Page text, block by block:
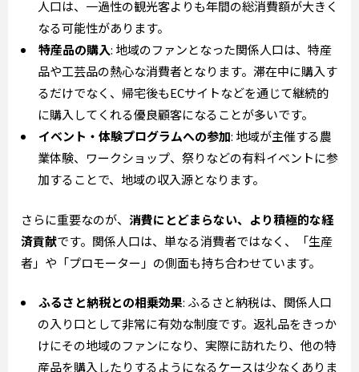
人口は、一過性の観光客よりも年間の総消費額が大きく
なる可能性があります。
特産品の購入: 地域のファンとなった関係人口は、特産
品や工芸品の熱心な消費者となります。滞在中に購入す
るだけでなく、帰宅後もECサイトなどを通じて継続的
に購入してくれる優良顧客になることが多いです。
イベント・体験プログラムへの参加: 地域が主催する農
業体験、ワークショップ、祭りなどの有料イベントに参
加することで、地域の収入源となります。
さらに重要なのが、 消費にとどまらない、より積極的な経
済貢献です。関係人口は、単なる消費者ではなく、「生産
者」や「プロモーター」の側面も持ち合わせています。
ふるさと納税との相乗効果: ふるさと納税は、関係人口
の入り口として非常に有効な制度です。返礼品をきっか
けにその地域のファンになり、実際に訪れたり、他の特
産品を購入したりするようになるケースは少なくありま